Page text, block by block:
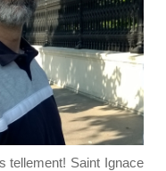
tellement! Saint Ignace